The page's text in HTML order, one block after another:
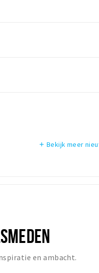
add Bekijk meer
en ambacht.